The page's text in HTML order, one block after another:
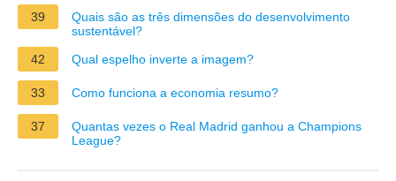
39
Quais são as três dimensões do desenvolvimento
sustentável?
42
Qual espelho inverte a imagem?
33 Como funciona a economia resumo?
37
Quantas vezes o Real Madrid ganhou a Champions
League?